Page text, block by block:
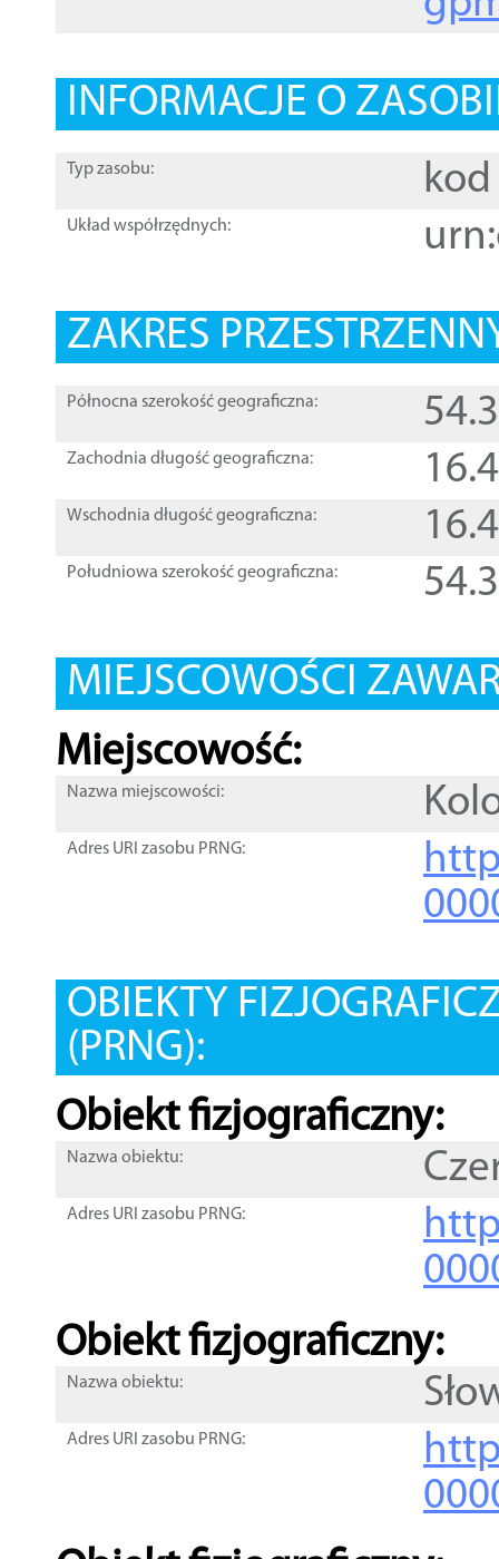
INFORMACJE O
Typ zasobu: kod
Układ współrzędnych:
ZAKRES
Północna szerokość geograficzna:
Zachodnia długość geograficzna:
Wschodnia długość geograficzna:
Południowa szerokość geograficzna:
MIEJSCOWOŚCI
Miejscowość:
Nazwa miejscowości:
Adres URI zasobu PRNG:
OBIEKTY
(PRNG):
Obiekt fizjograficzny:
Nazwa obiektu:
Adres URI zasobu PRNG:
Obiekt fizjograficzny:
Nazwa obiektu:
Adres URI zasobu PRNG: